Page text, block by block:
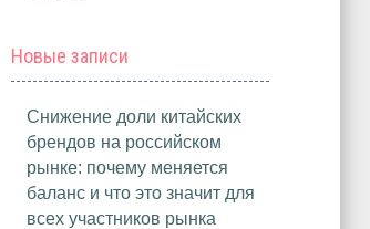
Новые записи
Снижение доли китайских
брендов на российском
рынке: почему меняется
баланс и что это значит для
всех участников рынка